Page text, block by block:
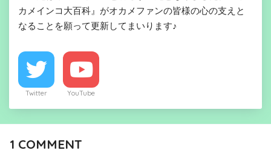
カメインコ大百科』がオカメファンの皆様の心の支えと
なることを願って更新してまいります♪
Twitter YouTube
1 COMMENT